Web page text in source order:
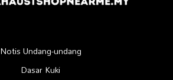
Notis Undang-undang
Dasar Kuki